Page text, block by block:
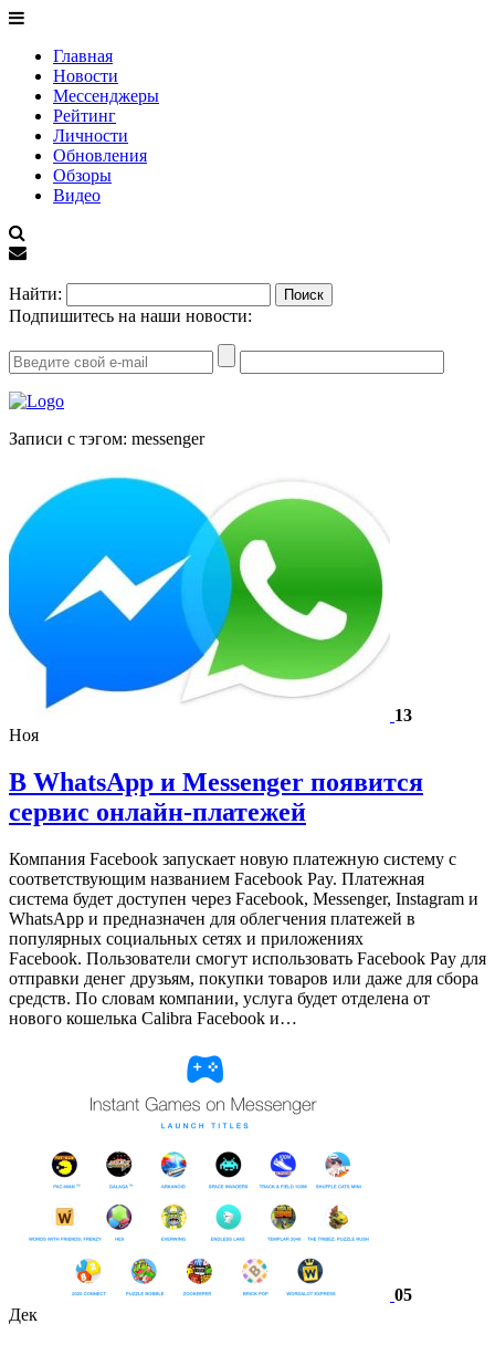
Главная
Новости
Мессенджеры
Рейтинг
Личности
Обновления
Обзоры
Видео
Найти:
Подпишитесь на наши новости:
Записи с тэгом: messenger
13
Ноя
В WhatsApp и Messenger появится
сервис онлайн-платежей
Компания Facebook запускает новую платежную систему с
соответствующим названием Facebook Pay. Платежная
система будет доступен через Facebook, Messenger, Instagram и
WhatsApp и предназначен для облегчения платежей в
популярных социальных сетях и приложениях
Facebook. Пользователи смогут использовать Facebook Pay для
отправки денег друзьям, покупки товаров или даже для сбора
средств. По словам компании, услуга будет отделена от
нового кошелька Calibra Facebook и…
05
Дек